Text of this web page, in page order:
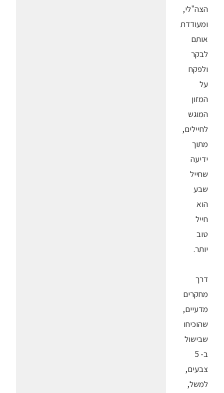
הצה"לי,
ומעודדת
אותם
לבקר
ולפקח
על
המזון
המוגש
לחיילים,
מתוך
ידיעה
שחייל
שבע
הוא
חייל
טוב
יותר.
דרך
מחקרים
מדעיים,
שהוכיחו
שבישול
ב- 5
צבעים,
למשל,